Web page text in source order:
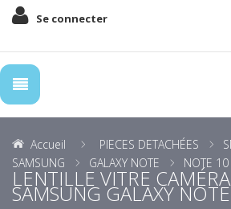
Se connecter
Accueil PIECES DETACHÉES
SAMSUNG
GALAXY NOTE NOTE
LENTILLE VITRE
SAMSUNG GALAXY